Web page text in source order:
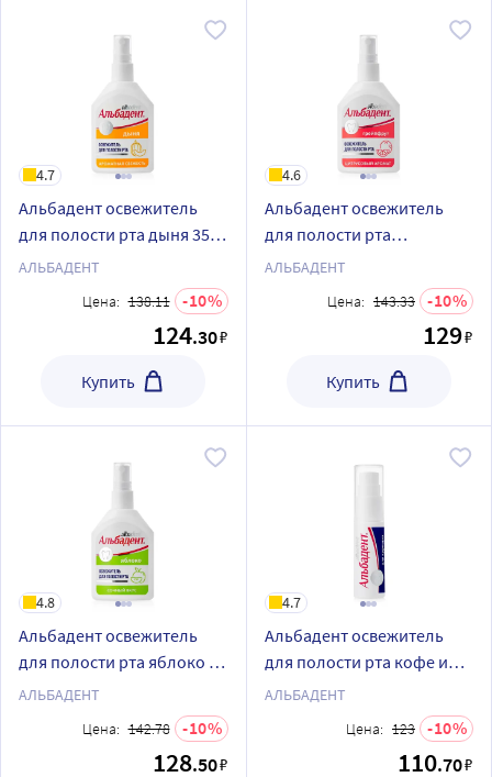
4.7
Альбадент освежитель
для полости рта дыня 35
мл/спрей
АЛЬБАДЕНТ
Цена: 138.11 10
124.30₽
Купить
4.6
Альбадент освежитель
для полости рта
грейпфрут 35 мл/спрей
АЛЬБАДЕНТ
Цена: 143.33 10
129₽
Купить
4.8
Альбадент освежитель
для полости рта яблоко 35
мл/спрей
АЛЬБАДЕНТ
Цена: 142.78 10
128.50₽
4.7
Альбадент освежитель
для полости рта кофе и
сигарета 10 мл/спрей
АЛЬБАДЕНТ
Цена: 123 10
110.70₽